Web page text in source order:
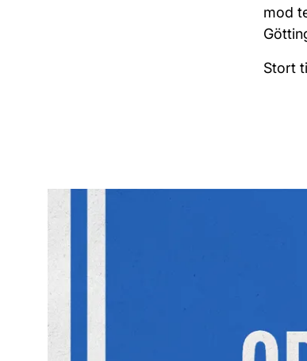
mod
Stort